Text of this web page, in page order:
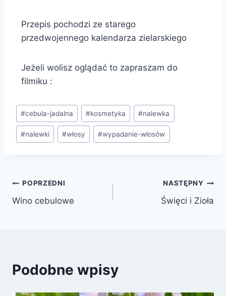
Przepis pochodzi ze starego
przedwojennego kalendarza zielarskiego
Jeżeli wolisz oglądać to zapraszam do
filmiku :
#cebula-jadalna #kosmetyka #nalewka
#nalewki #włosy #wypadanie-włosów
POPRZEDNI
Wino cebulowe
NASTĘPNY
Święci i Zioła
Podobne wpisy